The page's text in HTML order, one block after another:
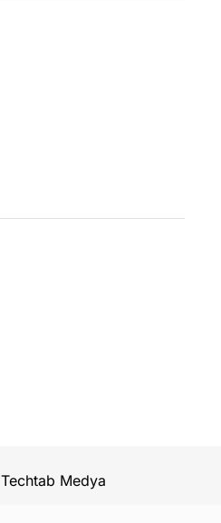
Techtab Medya